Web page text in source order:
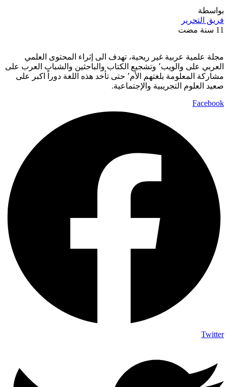
بواسطة
فريق التحرير
11 سنة مضت
مجلة علمية عربية غير ربحية، تهدف الى إثراء المحتوى العلمي
العربي على والويب٬ وتشجيع الكتاب والباحثين والشباب العرب على
مشاركة المعلومة بلغتهم الأم٬ حتى تأخد هذه اللغة دوراً اكبر على
صعيد العلوم التجريبية والإجتماعية.
Facebook
Twitter